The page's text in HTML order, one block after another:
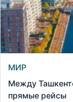
МИР
Между
прямые рейсы